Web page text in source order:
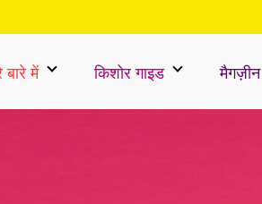
बारे में किशोर गाइड मैगज़ीन